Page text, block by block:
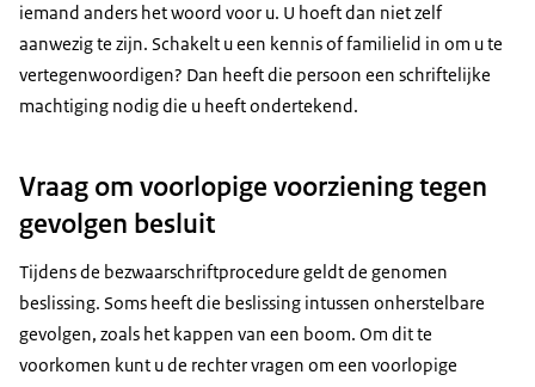
iemand anders het woord voor u. U hoeft dan niet zelf
aanwezig te zijn. Schakelt u een kennis of familielid in om u te
vertegenwoordigen? Dan heeft die persoon een schriftelijke
machtiging nodig die u heeft ondertekend.
Vraag om voorlopige voorziening tegen
gevolgen besluit
Tijdens de bezwaarschriftprocedure geldt de genomen
beslissing. Soms heeft die beslissing intussen onherstelbare
gevolgen, zoals het kappen van een boom. Om dit te
voorkomen kunt u de rechter vragen om een voorlopige